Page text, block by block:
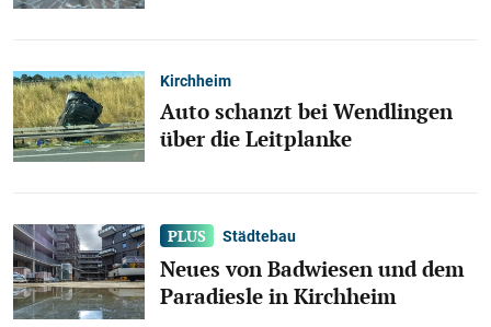
Kirchheim
Auto schanzt bei Wendlingen
über die Leitplanke
Städtebau
Neues von Badwiesen und dem
Paradiesle in Kirchheim